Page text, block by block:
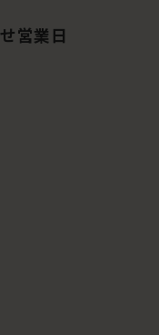
営業日